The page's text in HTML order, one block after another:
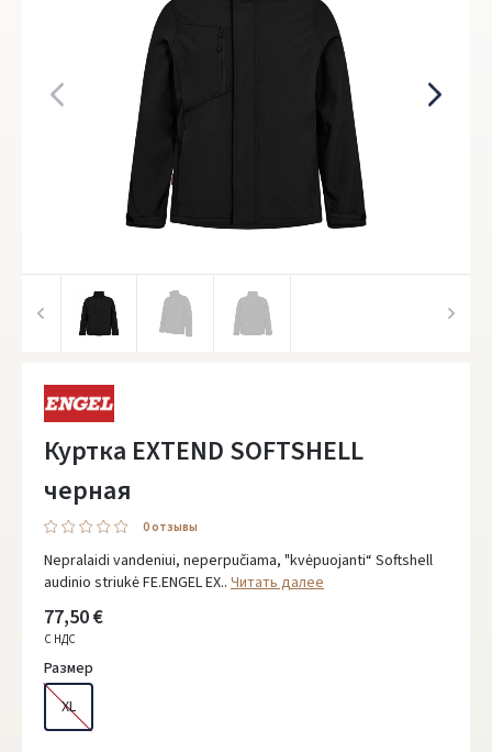
Куртка EXTEND SOFTSHELL
черная
0 oтзывы
Nepralaidi vandeniui, neperpučiama, "kvėpuojanti“ Softshell
audinio striukė FE.ENGEL EX.. Читать далее
77,50 €
С НДС
Размер
XL